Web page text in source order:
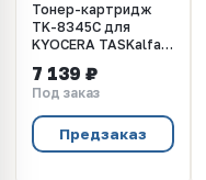
Тонер-картридж
TK-8345C для
KYOCERA TASKalfa
160г, 12000 стр.,
CET8984C
7 139 ₽
Под заказ
Предзаказ